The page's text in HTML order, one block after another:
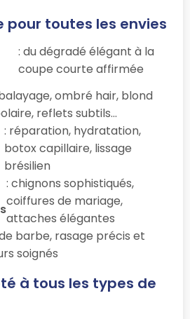
pour toutes les envies
: du dégradé élégant à la
coupe courte affirmée
ombré hair, blond
reflets subtils…
: réparation, hydratation,
botox capillaire, lissage
brésilien
: chignons sophistiqués,
coiffures de mariage,
attaches élégantes
barbe, rasage précis et
soignés
à tous les types de